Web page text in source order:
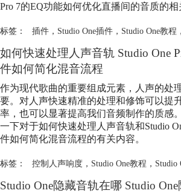
Pro 7的EQ功能如何优化直播间的音质的相
标签： 插件， Studio One插件， Studio One教程 ，
如何快速处理人声音轨 Studio One
件如何简化混音流程
作为现代歌曲的重要组成元素，人声的处
要。对人声快速精准的处理和修饰可以提
率，也可以显著提高我们音频制作的质感
一下对于如何快速处理人声音轨和Studio
件如何简化混音流程的有关内容。
标签： 控制人声响度， Studio One教程 ， Studio
Studio One隐藏音轨在哪 Studio